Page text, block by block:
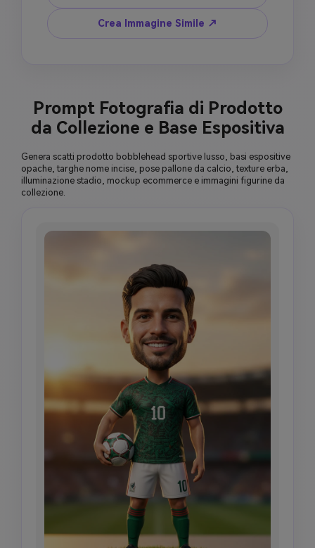
premium ma allegro con testa leggermente
sovradimensionata, corpo compatto e collo
corto. Aggiungi una divisa calcio pulita ispirata
nessun logo ufficiale, nessun segno sponsor,
nessun design maglia copiato.
Crea Immagine Simile ↗
Prompt Fotografia di Prodotto
da Collezione e Base Espositiva
Genera scatti prodotto bobblehead sportive lusso, basi espositive
opache, targhe nome incise, pose pallone da calcio, texture erba,
illuminazione stadio, mockup ecommerce e immagini figurine da
collezione.